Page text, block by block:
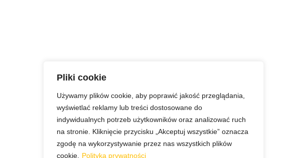
Pliki cookie
Używamy plików cookie, aby poprawić jakość przeglądania,
wyświetlać reklamy lub treści dostosowane do
indywidualnych potrzeb użytkowników oraz analizować ruch
na stronie. Kliknięcie przycisku „Akceptuj wszystkie” oznacza
zgodę na wykorzystywanie przez nas wszystkich plików
cookie.
Polityka prywatności